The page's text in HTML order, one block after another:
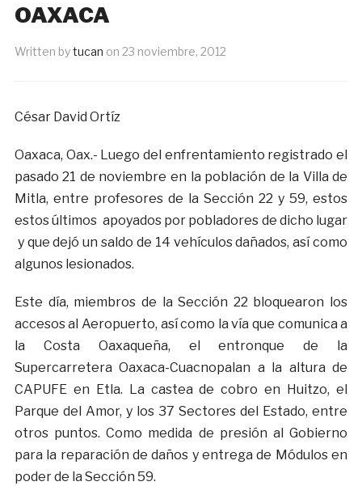
OAXACA
Written bytucan on 23 noviembre, 2012
César David Ortíz
Oaxaca, Oax.- Luego del enfrentamiento registrado el
pasado 21 de noviembre en la población de la Villa de
Mitla, entre profesores de la Sección 22 y 59, estos
estos últimos apoyados por pobladores de dicho lugar
y que dejó un saldo de 14 vehículos dañados, así como
algunos lesionados.
Este día, miembros de la Sección 22 bloquearon los
accesos al Aeropuerto, así como la vía que comunica a
la Costa Oaxaqueña, el entronque de la
Supercarretera Oaxaca-Cuacnopalan a la altura de
CAPUFE en Etla. La castea de cobro en Huitzo, el
Parque del Amor, y los 37 Sectores del Estado, entre
otros puntos. Como medida de presión al Gobierno
para la reparación de daños y entrega de Módulos en
poder de la Sección 59.